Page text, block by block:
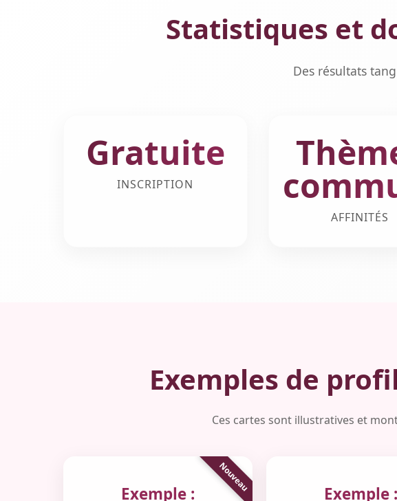
Statistiques et
Des résultats
Gratuite
INSCRIPTION
AFFINITÉS
Exemples de
Ces cartes sont illustratives et
Exemple : Exemple :